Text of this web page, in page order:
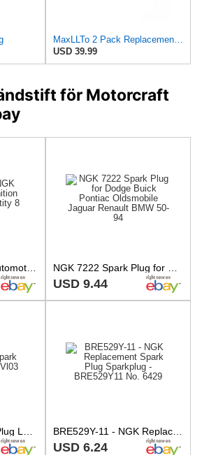
MaxLLTo 2 Pack Replacement 6597 Iridium IX Spark Plug for Bosch 4218 4220 4507 W9DP WGR9DQI WR8DP
USD 39.99
för Motorcraft
BRE529Y-11 NGK Automotive Ignition Spark Plugs Quantity 8 Pieces
USD 9.44
USD 6.24